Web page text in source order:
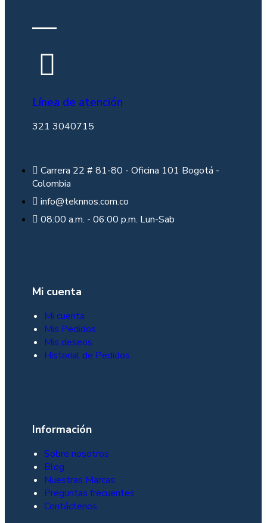
Línea de atención
321 3040715
Carrera 22 # 81-80 - Oficina 101 Bogotá -
Colombia
info@teknnos.com.co
08:00 a.m. - 06:00 p.m. Lun-Sab
Mi cuenta
Mi cuenta
Mis Pedidos
Mis deseos
Historial de Pedidos
Información
Sobre nosotros
Blog
Nuestras Marcas
Preguntas frecuentes
Contáctenos